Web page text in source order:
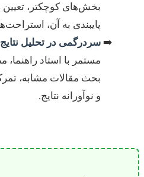
بخش‌های کوچکتر، تعیین
پایبندی به آن،
سردرگمی در تحلیل
مستمر با استاد
بحث مقالات مشابه،
و نوآورانه نتایج.